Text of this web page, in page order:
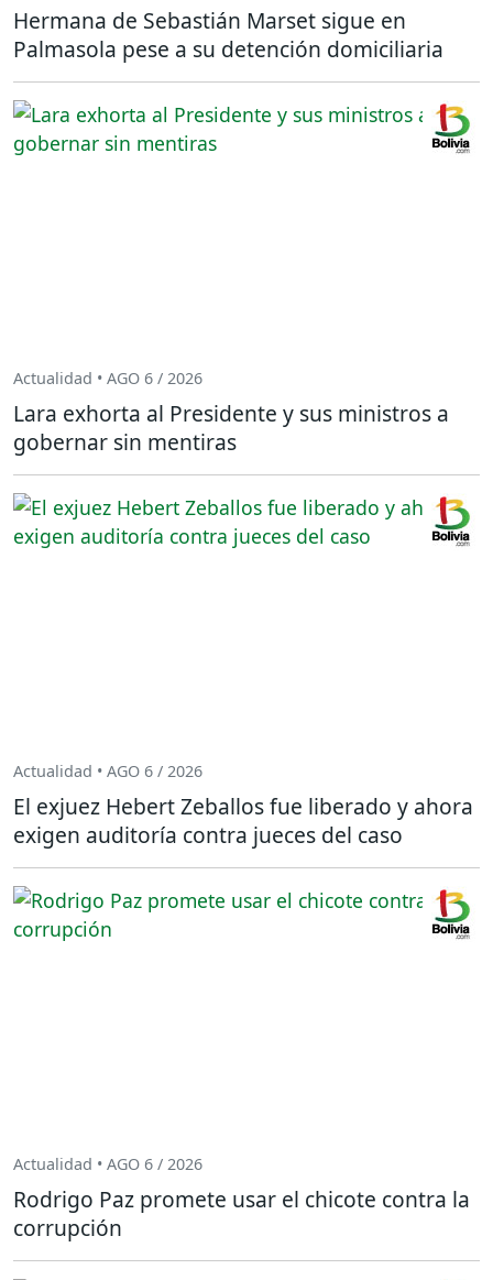
Hermana de Sebastián Marset sigue en
Palmasola pese a su detención domiciliaria
Actualidad • AGO 6 / 2026
Lara exhorta al Presidente y sus ministros a
gobernar sin mentiras
Actualidad • AGO 6 / 2026
El exjuez Hebert Zeballos fue liberado y ahora
exigen auditoría contra jueces del caso
Actualidad • AGO 6 / 2026
Rodrigo Paz promete usar el chicote contra la
corrupción